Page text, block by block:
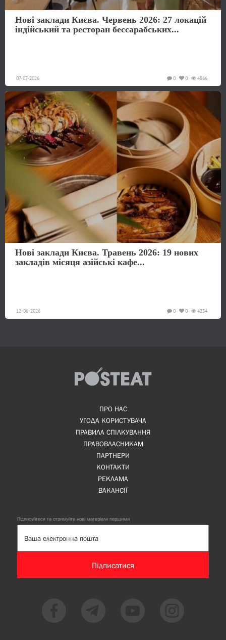
Нові заклади Києва. Червень 2026: 27 локацій
індійський та ресторан бессарабських...
07-07-2026 4866
0
0
Нові заклади Києва. Травень 2026: 19 нових
закладів місяця азійські кафе...
12-06-2026 4234
0
0
ПРО НАС
УГОДА КОРИСТУВАЧА
ПРАВИЛА СПІЛКУВАННЯ
ПРАВОВЛАСНИКАМ
ПАРТНЕРИ
КОНТАКТИ
РЕКЛАМА
ВАКАНСІЇ
Підписуйтеся та отримуйте нові матеріали першими
Підписатися